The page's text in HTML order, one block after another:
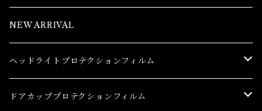
NEW ARRIVAL
ヘッドライトプロテクションフィルム
トヨタ
ドアカッププロテクションフィルム